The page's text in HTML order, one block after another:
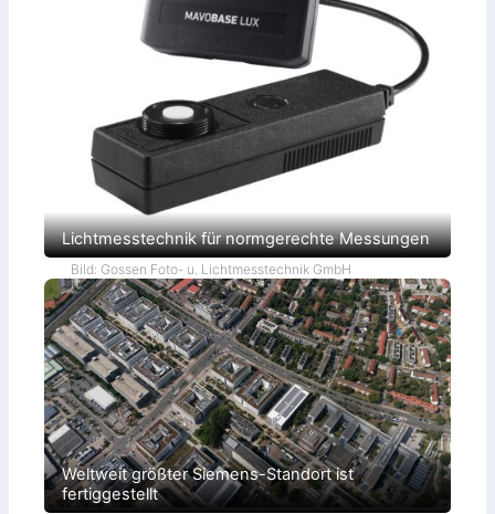
Lichtmesstechnik für normgerechte Messungen
Bild: Gossen Foto- u. Lichtmesstechnik GmbH
Weltweit größter Siemens-Standort ist
fertiggestellt